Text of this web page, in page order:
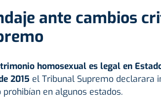
ante cambios
homosexual es legal en
2015 el Tribunal Supremo declarara
prohibían en algunos estados.